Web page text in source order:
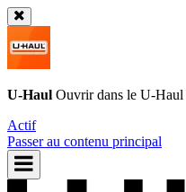
U-Haul Ouvrir dans le U-Haul
Actif
Passer au contenu principal